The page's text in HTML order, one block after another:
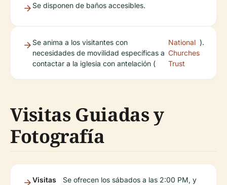
Se disponen de baños accesibles.
Se anima a los visitantes con
necesidades de movilidad específicas a
contactar a la iglesia con antelación (
National
Churches
Trust
).
Visitas Guiadas y
Fotografía
Visitas
Se ofrecen los sábados a las 2:00 PM, y